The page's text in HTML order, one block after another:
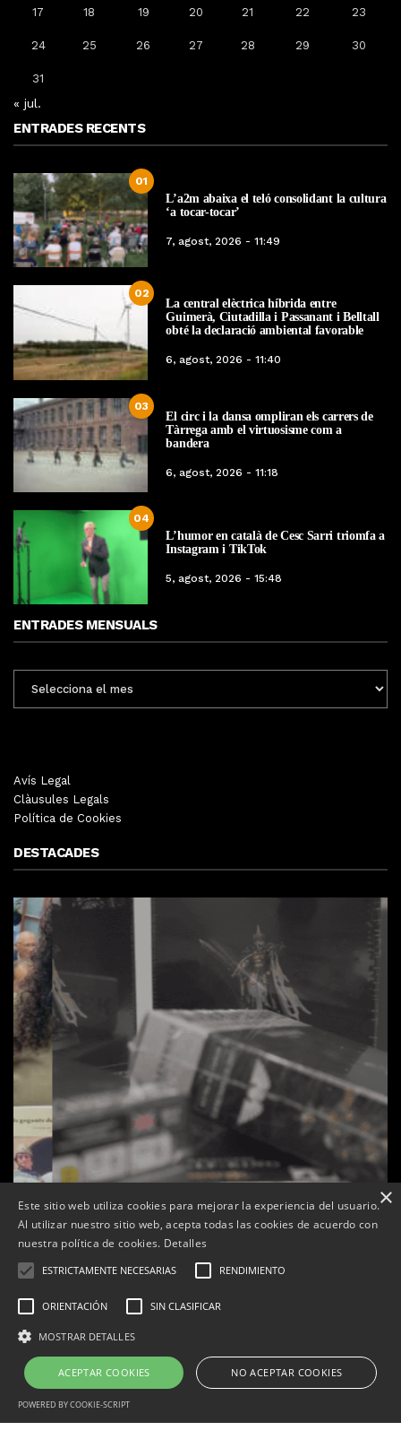
17 18 19 20 21 22 23
24 25 26 27 28 29 30
31
« jul.
ENTRADES RECENTS
01
L’a2m abaixa el teló consolidant la cultura
‘a tocar-tocar’
7, agost, 2026 - 11:49
02
La central elèctrica híbrida entre
Guimerà, Ciutadilla i Passanant i Belltall
obté la declaració ambiental favorable
6, agost, 2026 - 11:40
03
El circ i la dansa ompliran els carrers de
Tàrrega amb el virtuosisme com a
bandera
6, agost, 2026 - 11:18
04
L’humor en català de Cesc Sarri triomfa a
Instagram i TikTok
5, agost, 2026 - 15:48
ENTRADES MENSUALS
MENSUALS
Avís Legal
Clàusules Legals
Política de Cookies
DESTACADES
La botiga L’K de Balaguer es converteix en nou punt
Correu electrònic:info@tarrega.tv
Telèfons: 648 45 71 14 | 669 32 28 46
×
Este sitio web utiliza cookies para mejorar la experiencia del usuario.
Al utilizar nuestro sitio web, acepta todas las cookies de acuerdo con
nuestra política de cookies. Detalles
ESTRICTAMENTE NECESARIAS RENDIMIENTO
ORIENTACIÓN SIN CLASIFICAR
MOSTRAR DETALLES
ACEPTAR COOKIES NO ACEPTAR COOKIES
POWERED BY COOKIE-SCRIPT